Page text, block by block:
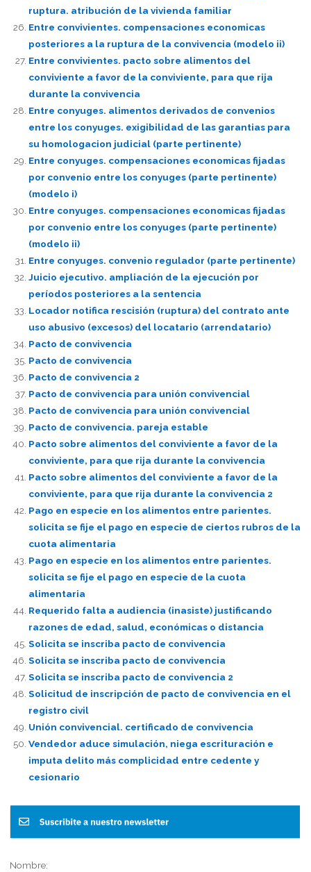
ruptura. atribución de la vivienda familiar
Entre convivientes. compensaciones economicas
posteriores a la ruptura de la convivencia (modelo ii)
Entre convivientes. pacto sobre alimentos del
conviviente a favor de la conviviente, para que rija
durante la convivencia
Entre conyuges. alimentos derivados de convenios
entre los conyuges. exigibilidad de las garantias para
su homologacion judicial (parte pertinente)
Entre conyuges. compensaciones economicas fijadas
por convenio entre los conyuges (parte pertinente)
(modelo i)
Entre conyuges. compensaciones economicas fijadas
por convenio entre los conyuges (parte pertinente)
(modelo ii)
Entre conyuges. convenio regulador (parte pertinente)
Juicio ejecutivo. ampliación de la ejecución por
períodos posteriores a la sentencia
Locador notifica rescisión (ruptura) del contrato ante
uso abusivo (excesos) del locatario (arrendatario)
Pacto de convivencia
Pacto de convivencia
Pacto de convivencia 2
Pacto de convivencia para unión convivencial
Pacto de convivencia para unión convivencial
Pacto de convivencia. pareja estable
Pacto sobre alimentos del conviviente a favor de la
conviviente, para que rija durante la convivencia
Pacto sobre alimentos del conviviente a favor de la
conviviente, para que rija durante la convivencia 2
Pago en especie en los alimentos entre parientes.
solicita se fije el pago en especie de ciertos rubros de la
cuota alimentaria
Pago en especie en los alimentos entre parientes.
solicita se fije el pago en especie de la cuota
alimentaria
Requerido falta a audiencia (inasiste) justificando
razones de edad, salud, económicas o distancia
Solicita se inscriba pacto de convivencia
Solicita se inscriba pacto de convivencia
Solicita se inscriba pacto de convivencia 2
Solicitud de inscripción de pacto de convivencia en el
registro civil
Unión convivencial. certificado de convivencia
Vendedor aduce simulación, niega escrituración e
imputa delito más complicidad entre cedente y
cesionario
Nombre: